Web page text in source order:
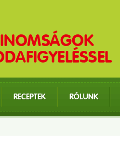
RECEPTEK RÓLUNK